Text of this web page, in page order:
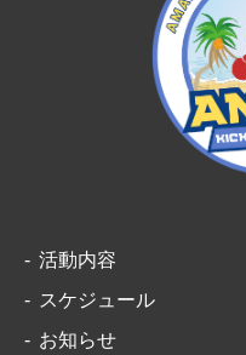
活動内容
スケジュール
お知らせ